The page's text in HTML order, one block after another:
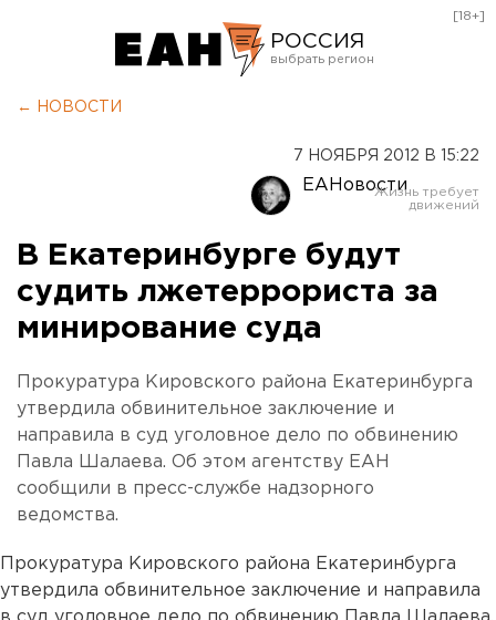
РОССИЯ
Оренбург
[18+]
← НОВОСТИ
7 НОЯБРЯ 2012 В 15:22
ЕАНовости
В Екатеринбурге будут
судить лжетеррориста за
минирование суда
Прокуратура Кировского района Екатеринбурга
утвердила обвинительное заключение и
направила в суд уголовное дело по обвинению
Павла Шалаева. Об этом агентству ЕАН
сообщили в пресс-службе надзорного
ведомства.
Прокуратура Кировского района Екатеринбурга
утвердила обвинительное заключение и направила